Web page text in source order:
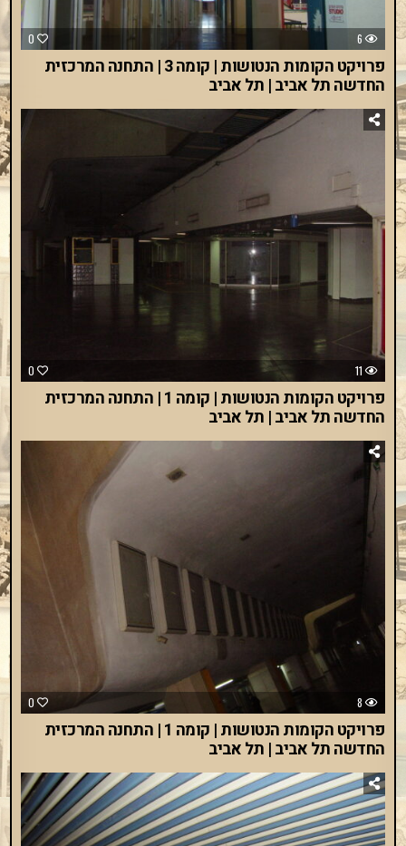
0 6
פרויקט הקומות הנטושות | קומה 3 | התחנה המרכזית
החדשה תל אביב | תל אביב
0 11
פרויקט הקומות הנטושות | קומה 1 | התחנה המרכזית
החדשה תל אביב | תל אביב
0 8
פרויקט הקומות הנטושות | קומה 1 | התחנה המרכזית
החדשה תל אביב | תל אביב